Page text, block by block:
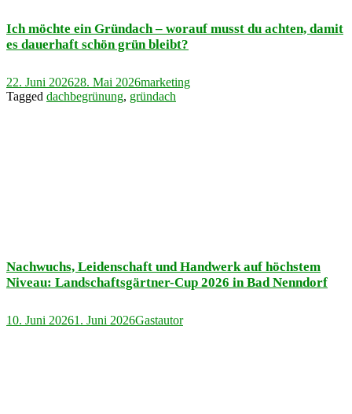
Ich möchte ein Gründach – worauf musst du achten, damit
es dauerhaft schön grün bleibt?
22. Juni 202628. Mai 2026marketing
Tagged dachbegrünung, gründach
Nachwuchs, Leidenschaft und Handwerk auf höchstem
Niveau: Landschaftsgärtner-Cup 2026 in Bad Nenndorf
10. Juni 20261. Juni 2026Gastautor